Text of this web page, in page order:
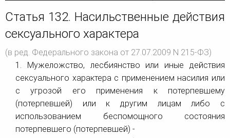
Статья 132. Насильственные действия
сексуального характера
(в ред. Федерального закона от 27.07.2009 N 215-ФЗ)
1. Мужеложство, лесбиянство или иные действия
сексуального характера с применением насилия или
с угрозой его применения к потерпевшему
(потерпевшей) или к другим лицам либо с
использованием беспомощного состояния
потерпевшего (потерпевшей) -